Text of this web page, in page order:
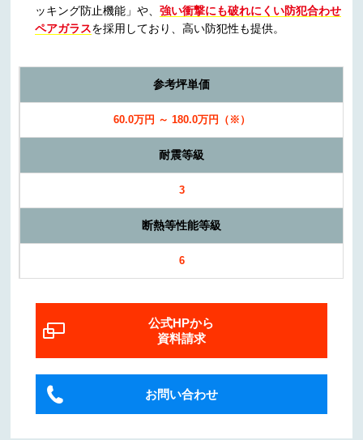
ッキング防止機能」や、強い衝撃にも破れにくい防犯合わせ
ペアガラスを採用しており、高い防犯性も提供。
参考坪単価
60.0万円 ～ 180.0万円（※）
耐震等級
3
断熱等性能等級
6
公式HPから
資料請求
お問い合わせ